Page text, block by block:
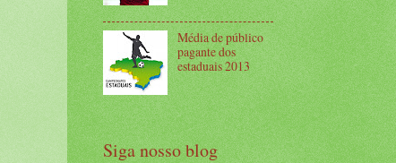
Média de público
pagante dos
estaduais 2013
Siga nosso blog